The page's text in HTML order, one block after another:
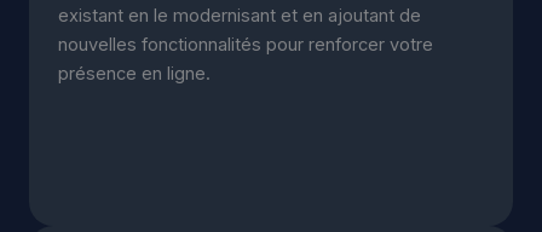
existant en le modernisant et en ajoutant de
nouvelles fonctionnalités pour renforcer votre
présence en ligne.